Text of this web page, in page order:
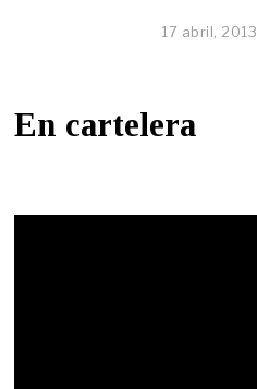
17 abril, 2013
En cartelera